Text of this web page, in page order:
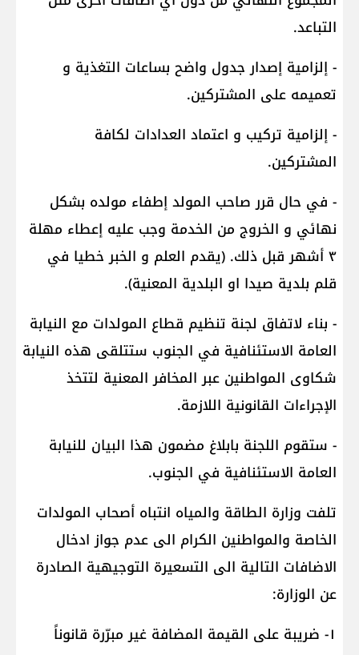
التباعد.
- إلزامية إصدار جدول واضح بساعات التغذية و
تعميمه على المشتركين.
- إلزامية تركيب و اعتماد العدادات لكافة
المشتركين.
- في حال قرر صاحب المولد إطفاء مولده بشكل
نهائي و الخروج من الخدمة وجب عليه إعطاء مهلة
٣ أشهر قبل ذلك. (يقدم العلم و الخبر خطيا في
قلم بلدية صيدا او البلدية المعنية).
- بناء لاتفاق لجنة تنظيم قطاع المولدات مع النيابة
العامة الاستئنافية في الجنوب ستتلقى هذه النيابة
شكاوى المواطنين عبر المخافر المعنية لتتخذ
الإجراءات القانونية اللازمة.
- ستقوم اللجنة بابلاغ مضمون هذا البيان للنيابة
العامة الاستئنافية في الجنوب.
تلفت وزارة الطاقة والمياه انتباه أصحاب المولدات
الخاصة والمواطنين الكرام الى عدم جواز ادخال
الاضافات التالية الى التسعيرة التوجيهية الصادرة
عن الوزارة:
١- ضريبة على القيمة المضافة غير مبرّرة قانوناً